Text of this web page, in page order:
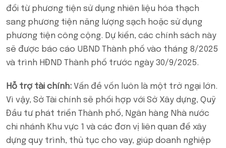
đổi từ phương tiện sử dụng nhiên liệu hóa thạch
sang phương tiện năng lượng sạch hoặc sử dụng
phương tiện công cộng. Dự kiến, các chính sách này
sẽ được báo cáo UBND Thành phố vào tháng 8/2025
và trình HĐND Thành phố trước ngày 30/9/2025.
Hỗ trợ tài chính: Vấn đề vốn luôn là một trở ngại lớn.
Vì vậy, Sở Tài chính sẽ phối hợp với Sở Xây dựng, Quỹ
Đầu tư phát triển Thành phố, Ngân hàng Nhà nước
chi nhánh Khu vực 1 và các đơn vị liên quan để xây
dựng quy trình, thủ tục cho vay, giúp doanh nghiệp